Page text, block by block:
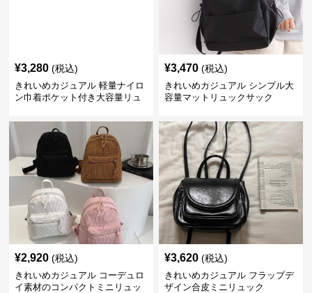
¥3,280 (税込)
きれいめカジュアル 軽量ナイロ
ン巾着ポケット付き大容量リュ
¥3,470 (税込)
きれいめカジュアル シンプル大
容量マットリュックサック
¥2,920 (税込)
きれいめカジュアル コーデュロ
イ素材のコンパクトミニリュッ
¥3,620 (税込)
きれいめカジュアル フラップデ
ザイン合皮ミニリュック